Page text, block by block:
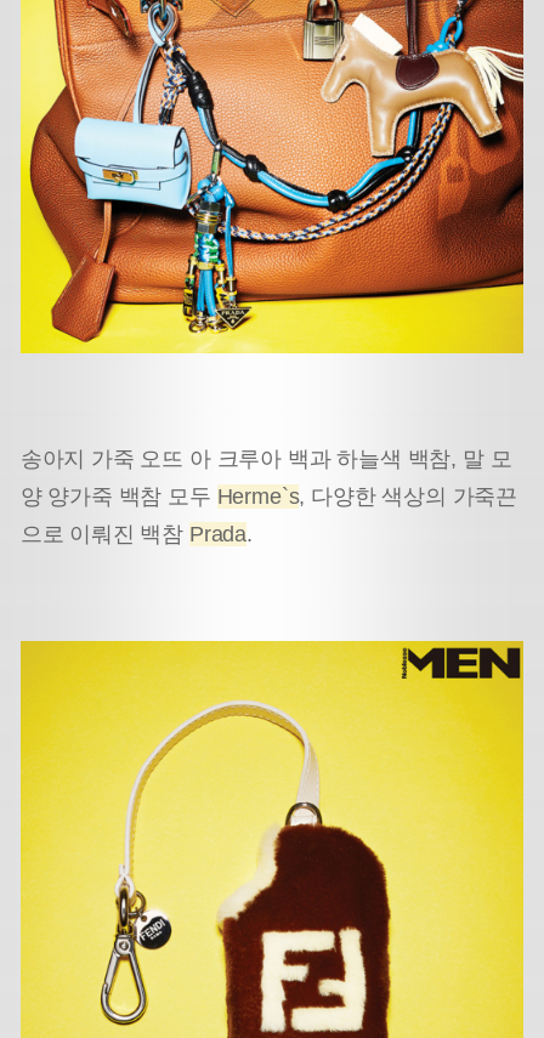
송아지 가죽 오뜨 아 크루아 백과 하늘색 백참, 말 모
양 양가죽 백참 모두 Herme`s, 다양한 색상의 가죽끈
으로 이뤄진 백참 Prada.